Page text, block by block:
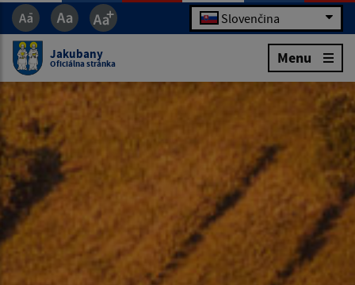
Slovenčina
Jakubany
Oficiálna stránka Menu